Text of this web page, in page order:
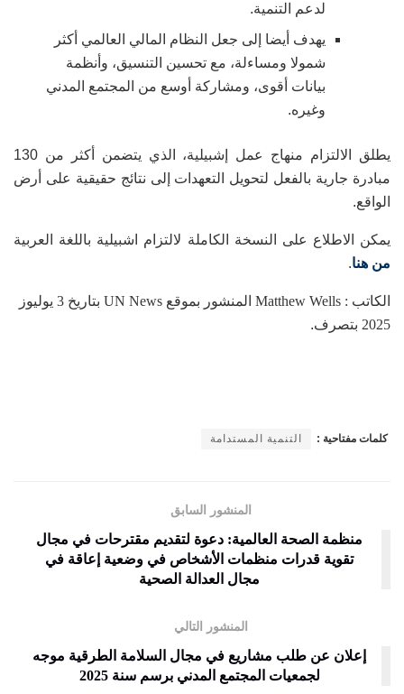
لدعم التنمية.
يهدف أيضا إلى جعل النظام المالي العالمي أكثر
شمولا ومساءلة، مع تحسين التنسيق، وأنظمة
بيانات أقوى، ومشاركة أوسع من المجتمع المدني
وغيره.
يطلق الالتزام منهاج عمل إشبيلية، الذي يتضمن أكثر من 130
مبادرة جارية بالفعل لتحويل التعهدات إلى نتائج حقيقية على أرض
الواقع.
يمكن الاطلاع على النسخة الكاملة لالتزام اشبيلية باللغة العربية
من هنا.
الكاتب : Matthew Wells المنشور بموقع UN News بتاريخ 3 يوليوز
2025 بتصرف.
كلمات مفتاحية : التنمية المستدامة
المنشور السابق
منظمة الصحة العالمية: دعوة لتقديم مقترحات في مجال
تقوية قدرات منظمات الأشخاص في وضعية إعاقة في
مجال العدالة الصحية
المنشور التالي
إعلان عن طلب مشاريع في مجال السلامة الطرقية موجه
لجمعيات المجتمع المدني برسم سنة 2025